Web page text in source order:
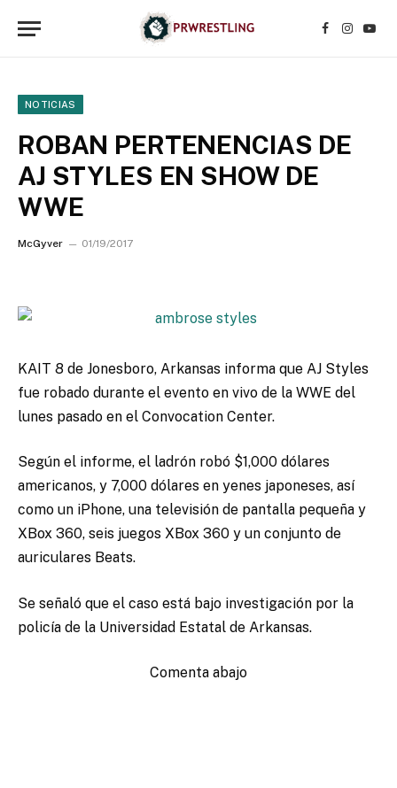
Facebook
NOTICIAS
ROBAN PERTENENCIAS DE
AJ STYLES EN SHOW DE
WWE
McGyver 01/19/2017
KAIT 8 de Jonesboro, Arkansas informa que AJ Styles
fue robado durante el evento en vivo de la WWE del
lunes pasado en el Convocation Center.
Según el informe, el ladrón robó $1,000 dólares
americanos, y 7,000 dólares en yenes japoneses, así
como un iPhone, una televisión de pantalla pequeña y
XBox 360, seis juegos XBox 360 y un conjunto de
auriculares Beats.
Se señaló que el caso está bajo investigación por la
policía de la Universidad Estatal de Arkansas.
Comenta abajo